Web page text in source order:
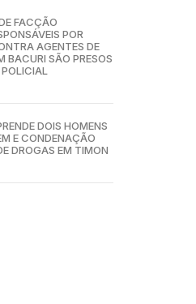
FACÇÃO
POR
AGENTES DE
BACURI SÃO PRESOS
DOIS HOMENS
E CONDENAÇÃO
DROGAS EM TIMON